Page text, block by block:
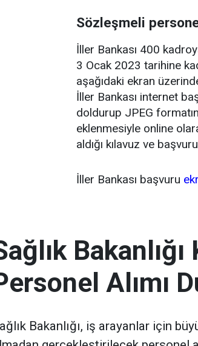
Sözleşmeli
İller Bankası 400
3 Ocak 2023 tarihine
aşağıdaki ekran
İller Bankası internet
doldurup JPEG
eklenmesiyle online
aldığı kılavuz ve
İller Bankası başvuru
Alımı
Bakanlığı, iş arayanlar için